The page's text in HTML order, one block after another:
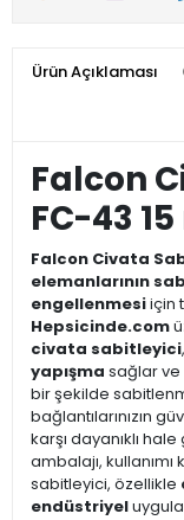
Ürün Açıklaması
Falcon
FC-43
Falcon Civata
elemanlarının
engellenmesiiçin
Hepsicinde.com
civata sabitleyici,
yapışma sağlar ve
bir şekilde
bağlantılarınızın
karşı dayanıklı
ambalajı,
sabitleyici, özellikle
endüstriyel